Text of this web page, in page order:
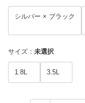
シルバー × ブラック
サイズ ： 未選択
1.8L 3.5L